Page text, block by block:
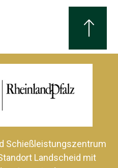
Schießleistungszentrum
Landscheid mit